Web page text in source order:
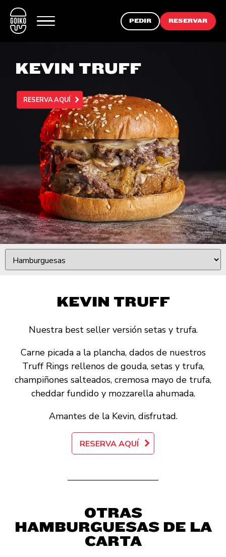
PEDIR RESERVAR
KEVIN TRUFF
RESERVA AQUÍ
KEVIN TRUFF
Nuestra best seller versión setas y trufa.
Carne picada a la plancha, dados de nuestros
Truff Rings rellenos de gouda, setas y trufa,
champiñones salteados, cremosa mayo de trufa,
cheddar fundido y mozzarella ahumada.
Amantes de la Kevin, disfrutad.
RESERVA AQUÍ
OTRAS
HAMBURGUESAS DE LA
CARTA